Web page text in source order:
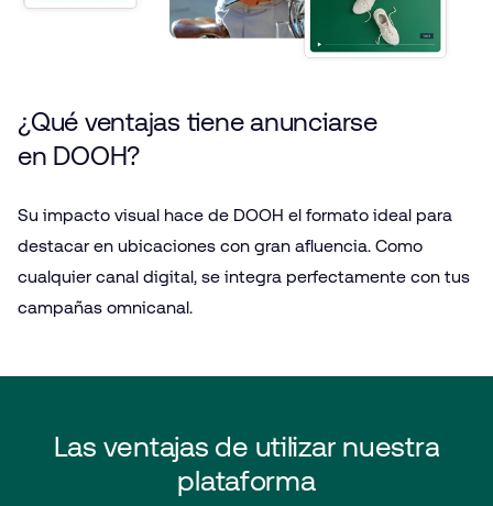
¿Qué ventajas tiene anunciarse
en DOOH?
Su impacto visual hace de DOOH el formato ideal para
destacar en ubicaciones con gran afluencia. Como
cualquier canal digital, se integra perfectamente con tus
campañas omnicanal.
Las ventajas de utilizar nuestra
plataforma